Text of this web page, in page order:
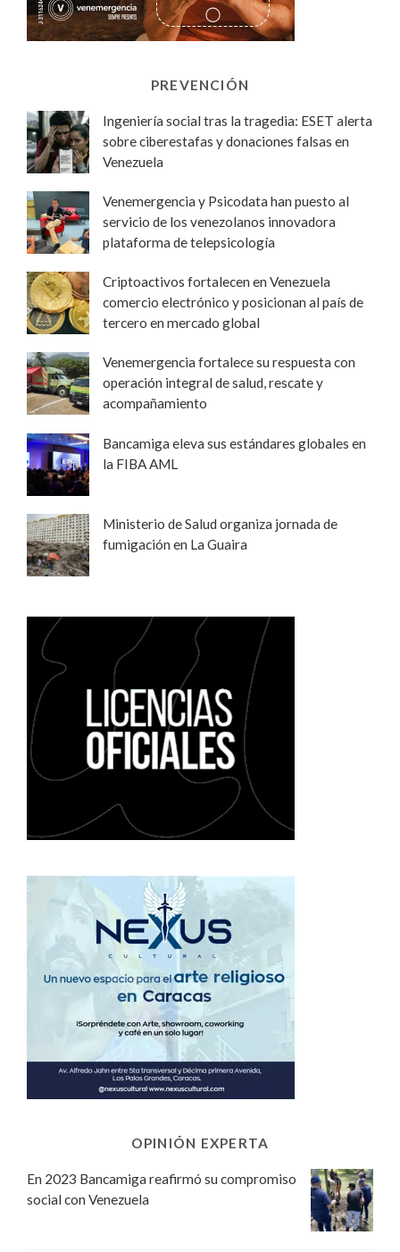
PREVENCIÓN
Ingeniería social tras la tragedia: ESET alerta
sobre ciberestafas y donaciones falsas en
Venezuela
Venemergencia y Psicodata han puesto al
servicio de los venezolanos innovadora
plataforma de telepsicología
Criptoactivos fortalecen en Venezuela
comercio electrónico y posicionan al país de
tercero en mercado global
Venemergencia fortalece su respuesta con
operación integral de salud, rescate y
acompañamiento
Bancamiga eleva sus estándares globales en
la FIBA AML
Ministerio de Salud organiza jornada de
fumigación en La Guaira
OPINIÓN EXPERTA
En 2023 Bancamiga reafirmó su compromiso
social con Venezuela